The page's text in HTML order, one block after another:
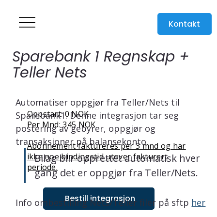
Kontakt
Oppstart: 0 NOK
Per Mnd: 345 NOK
Abonnement faktureres per 3 mnd og har
ikke noe bindingstid utover fakturert
periode.
Bestill integrasjon
Sparebank 1 Regnskap +
Teller Nets
Automatiser oppgjør fra Teller/Nets til
Sparebank1. Denne integrasjon tar seg
postering av gebyrer, oppgjør og
transaksjoner på balansekonto.
Bilag blir opprettet automatisk hver
gang det er oppgjør fra Teller/Nets.
Info ombestilling Nets/Teller filer på sftp her